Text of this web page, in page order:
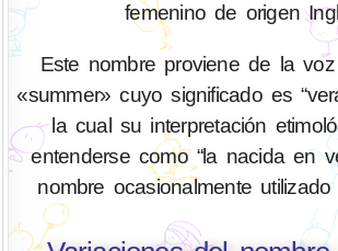
femenino de origen
Este nombre proviene de la
«summer» cuyo significado es
la cual su interpretación
entenderse como “la nacida en
nombre ocasionalmente